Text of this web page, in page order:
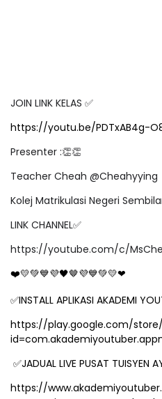
JOIN LINK KELAS ✅
https://youtu.be/PDTxAB4g-
Presenter :👏👏
Teacher Cheah @Cheahyying
Kolej Matrikulasi Negeri
LINK CHANNEL✅
https://youtube.com/c/
❤💛💚💙💜🖤🤎💜💙💚💛❤
✅INSTALL APLIKASI AKADEMI
https://play.google.com/
✅JADUAL LIVE PUSAT TUISYEN
https://